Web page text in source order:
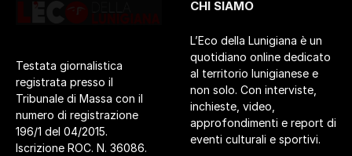
Testata giornalistica
registrata presso il
Tribunale di Massa con il
numero di registrazione
196/1 del 04/2015.
Iscrizione ROC. N. 36086.
CHI SIAMO
L’Eco della Lunigiana è un
quotidiano online dedicato
al territorio lunigianese e
non solo. Con interviste,
inchieste, video,
approfondimenti e report di
eventi culturali e sportivi.